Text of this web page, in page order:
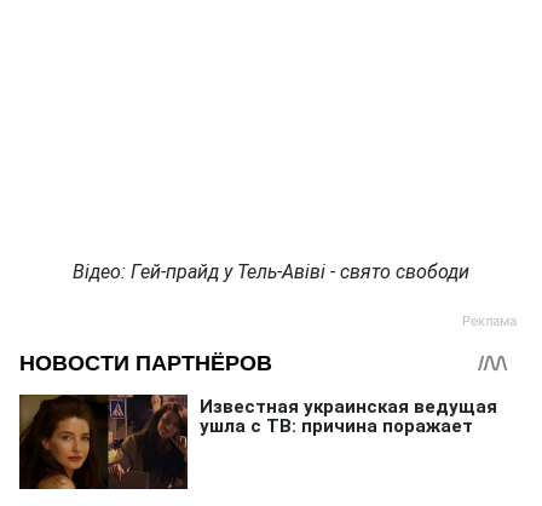
Відео: Гей-прайд у Тель-Авіві - свято свободи